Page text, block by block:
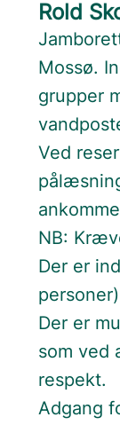
Rold
Mossø.
grupper
Ved
NB:
Der er
Der er
som ved
respekt.
Adgang